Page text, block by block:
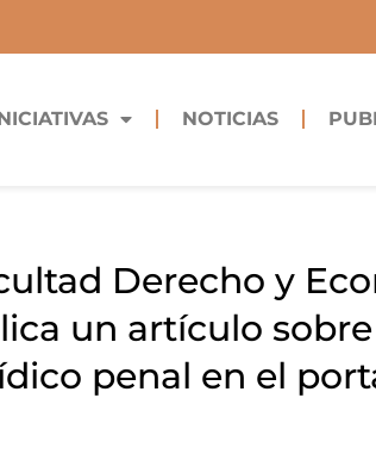
NOTICIAS
Derecho y
un artículo
penal en el